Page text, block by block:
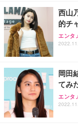
西山
的チ
エンタ
岡田
てみ
エンタ